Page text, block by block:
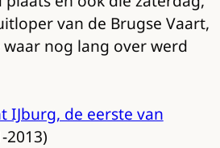
van de Brugse Vaart,
nog lang over werd
IJburg, de eerste van
2013)